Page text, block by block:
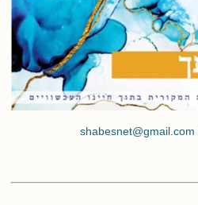
shabesnet@gmail.com